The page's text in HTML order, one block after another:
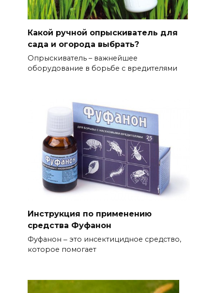
Какой ручной опрыскиватель для
сада и огорода выбрать?
Опрыскиватель – важнейшее
оборудование в борьбе с вредителями
Инструкция по применению
средства Фуфанон
Фуфанон ‒ это инсектицидное средство,
которое помогает